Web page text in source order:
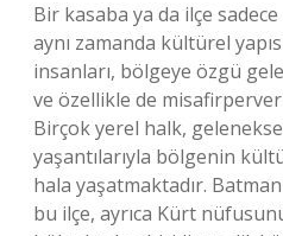
Bir kasaba ya da ilçe
aynı zamanda kültürel
insanları, bölgeye özgü
ve özellikle de
Birçok yerel halk,
yaşantılarıyla bölgenin
hala yaşatmaktadır.
bu ilçe, ayrıca Kürt